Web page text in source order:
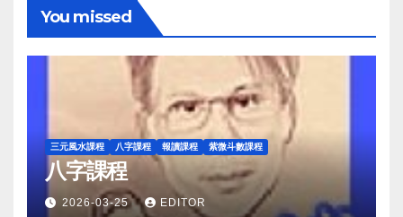
You missed
三元風水課程 八字課程 報讀課程 紫微斗數課程
八字課程
2026-03-25 EDITOR